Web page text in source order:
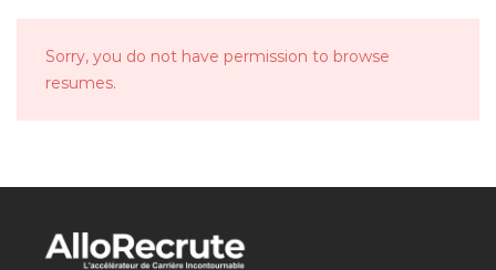
Sorry, you do not have permission to browse
resumes.